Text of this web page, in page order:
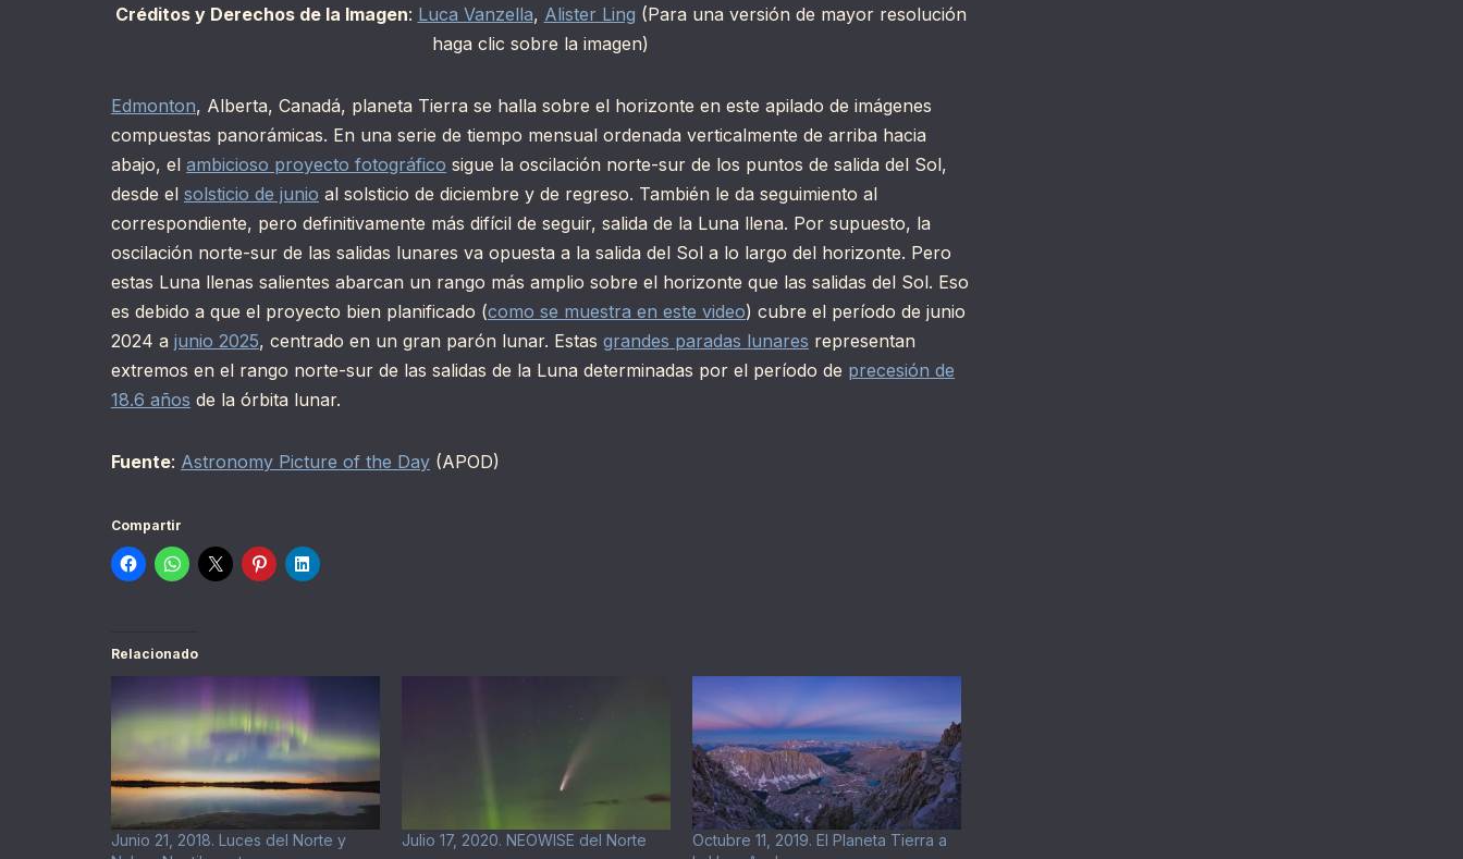
Créditos y Derechos de la Imagen: Luca Vanzella, Alister Ling (Para una versión de mayor resolución
haga clic sobre la imagen)
Edmonton, Alberta, Canadá, planeta Tierra se halla sobre el horizonte en este apilado de imágenes
compuestas panorámicas. En una serie de tiempo mensual ordenada verticalmente de arriba hacia
abajo, el ambicioso proyecto fotográfico sigue la oscilación norte-sur de los puntos de salida del Sol,
desde el solsticio de junio al solsticio de diciembre y de regreso. También le da seguimiento al
correspondiente, pero definitivamente más difícil de seguir, salida de la Luna llena. Por supuesto, la
oscilación norte-sur de las salidas lunares va opuesta a la salida del Sol a lo largo del horizonte. Pero
estas Luna llenas salientes abarcan un rango más amplio sobre el horizonte que las salidas del Sol. Eso
es debido a que el proyecto bien planificado (como se muestra en este video) cubre el período de junio
2024 a junio 2025, centrado en un gran parón lunar. Estas grandes paradas lunares representan
extremos en el rango norte-sur de las salidas de la Luna determinadas por el período de precesión de
18.6 años de la órbita lunar.
Fuente: Astronomy Picture of the Day (APOD)
Compartir
Relacionado
Junio 21, 2018. Luces del Norte y
Julio 17, 2020. NEOWISE del Norte
Octubre 11, 2019. El Planeta Tierra a